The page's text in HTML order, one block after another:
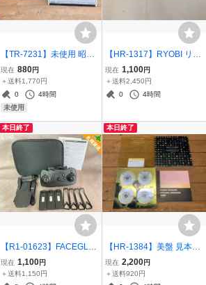
【TR-7231】未使用 昭和
レトロ 家電 三菱重工 ビー
バー 超音波加湿器 SH401
2G 通電のみ確認 現状品
同梱可【千円市場】
現在 880円
＋送料1,770円
0
4時間
未使用
【HR-1317】RYOBI リョ
ービ Super Carbotec 海波
メバル 270 東京引取可
【千円市場】
現在 1,100円
＋送料2,450円
0
4時間
本日終了
【R1-01623】FACEGLE
トイドローン E88 ケース
付き 説明書付き 現状品 札
現在 1,100円
＋送料1,150円
本日終了
【HR-1384】美盤 見本盤
4CD 筒美京平 HISTORY
30周年記念 東京引取可
現在 2,200円
＋送料920円